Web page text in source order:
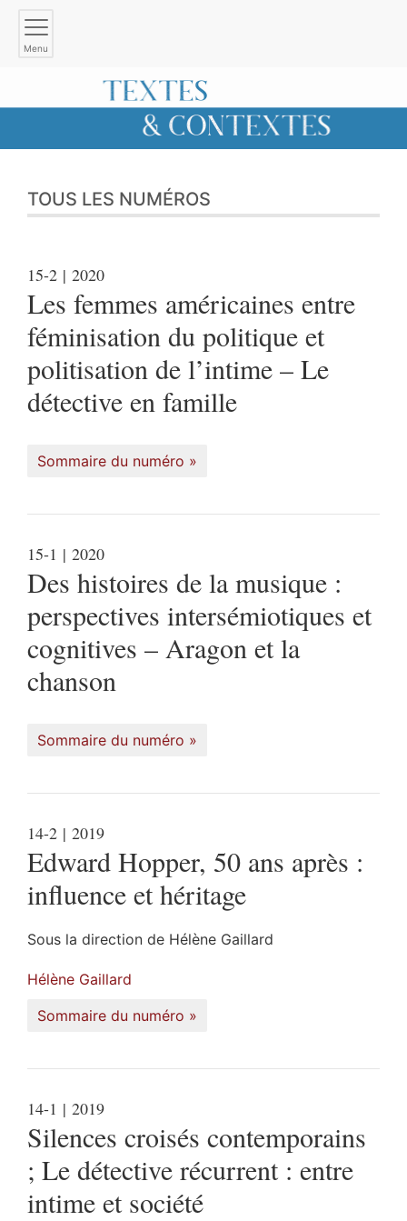
Menu
TOUS LES NUMÉROS
15-2 | 2020
Les femmes américaines entre
féminisation du politique et
politisation de l’intime – Le
détective en famille
Sommaire du numéro
15-1 | 2020
Des histoires de la musique :
perspectives intersémiotiques et
cognitives – Aragon et la
chanson
Sommaire du numéro
14-2 | 2019
Edward Hopper, 50 ans après :
influence et héritage
Sous la direction de Hélène Gaillard
Hélène Gaillard
Sommaire du numéro
14-1 | 2019
Silences croisés contemporains
; Le détective récurrent : entre
intime et société